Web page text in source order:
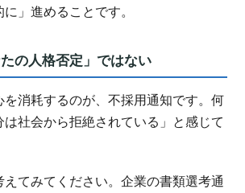
」進めることです。
の人格否定」ではない
消耗するのが、不採用通知です。何
社会から拒絶されている」と感じて
えてみてください。企業の書類選考通